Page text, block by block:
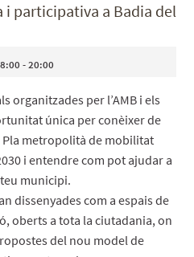
i participativa a Badia del
- 20:00
organitzades per l’AMB i els
única per conèixer de
metropolità de mobilitat
i entendre com pot ajudar a
municipi.
dissenyades com a espais de
oberts a tota la ciutadania, on
del nou model de